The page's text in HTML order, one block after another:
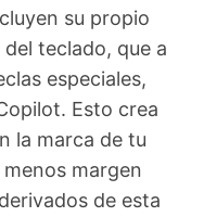
su propio
teclado, que a
especiales,
Esto crea
la marca de tu
margen
de esta